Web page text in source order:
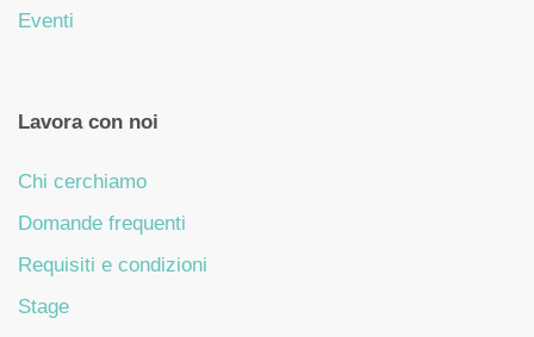
Eventi
Lavora con noi
Chi cerchiamo
Domande frequenti
Requisiti e condizioni
Stage